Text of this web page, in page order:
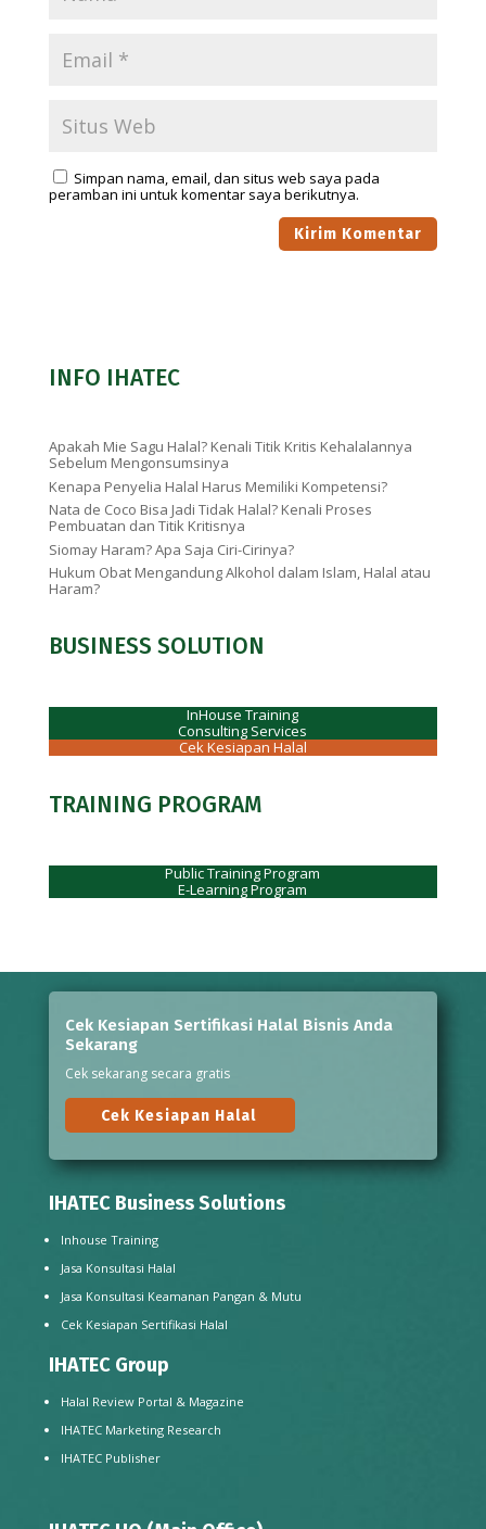
Simpan nama, email, dan situs web saya pada
peramban ini untuk komentar saya berikutnya.
INFO IHATEC
Apakah Mie Sagu Halal? Kenali Titik Kritis Kehalalannya
Sebelum Mengonsumsinya
Kenapa Penyelia Halal Harus Memiliki Kompetensi?
Nata de Coco Bisa Jadi Tidak Halal? Kenali Proses
Pembuatan dan Titik Kritisnya
Siomay Haram? Apa Saja Ciri-Cirinya?
Hukum Obat Mengandung Alkohol dalam Islam, Halal atau
Haram?
BUSINESS SOLUTION
InHouse Training
Consulting Services
Cek Kesiapan Halal
TRAINING PROGRAM
Public Training Program
E-Learning Program
Cek Kesiapan Sertifikasi Halal Bisnis Anda
Sekarang
Cek sekarang secara gratis
Cek Kesiapan Halal
IHATEC Business Solutions
Inhouse Training
Jasa Konsultasi Halal
Jasa Konsultasi Keamanan Pangan & Mutu
Cek Kesiapan Sertifikasi Halal
IHATEC Group
Halal Review Portal & Magazine
IHATEC Marketing Research
IHATEC Publisher